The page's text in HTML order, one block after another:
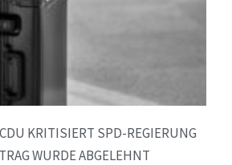
KRITISIERT SPD-REGIERUNG
WURDE ABGELEHNT